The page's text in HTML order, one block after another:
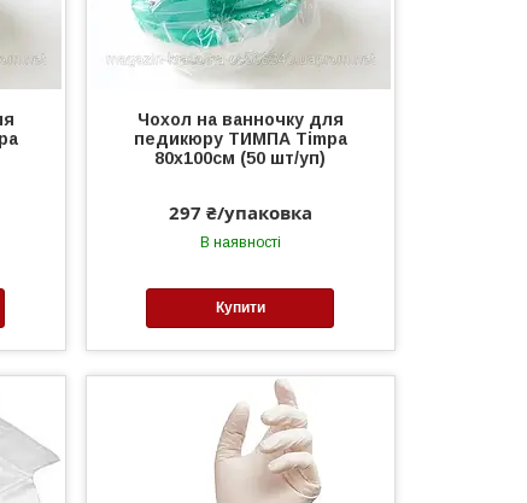
Чохол на ванночку для
педикюру ТИМПА Timpa
80х100см (50 шт/уп)
297 ₴/упаковка
В наявності
Купити